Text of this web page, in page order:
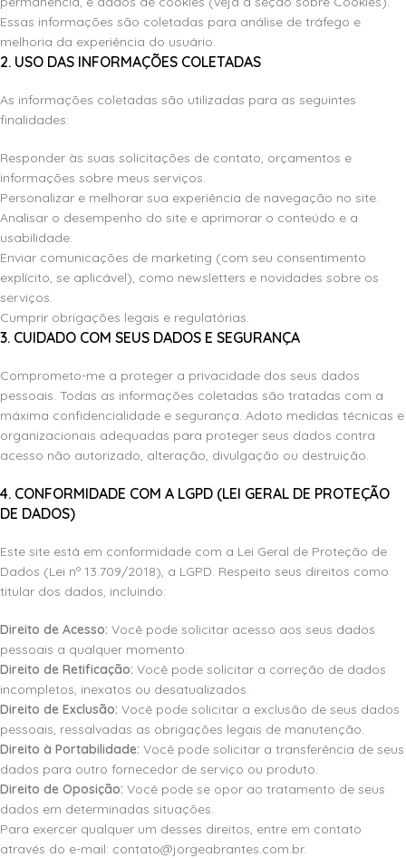
Essas informações são coletadas para análise de tráfego e
melhoria da experiência do usuário.
2. USO DAS INFORMAÇÕES COLETADAS
As informações coletadas são utilizadas para as seguintes
finalidades:
Responder às suas solicitações de contato, orçamentos e
informações sobre meus serviços.
Personalizar e melhorar sua experiência de navegação no site.
Analisar o desempenho do site e aprimorar o conteúdo e a
usabilidade.
Enviar comunicações de marketing (com seu consentimento
explícito, se aplicável), como newsletters e novidades sobre os
serviços.
Cumprir obrigações legais e regulatórias.
3. CUIDADO COM SEUS DADOS E SEGURANÇA
Comprometo-me a proteger a privacidade dos seus dados
pessoais. Todas as informações coletadas são tratadas com a
máxima confidencialidade e segurança. Adoto medidas técnicas e
organizacionais adequadas para proteger seus dados contra
acesso não autorizado, alteração, divulgação ou destruição.
4. CONFORMIDADE COM A LGPD (LEI GERAL DE PROTEÇÃO
DE DADOS)
Este site está em conformidade com a Lei Geral de Proteção de
Dados (Lei nº 13.709/2018), a LGPD. Respeito seus direitos como
titular dos dados, incluindo:
Direito de Acesso: Você pode solicitar acesso aos seus dados
pessoais a qualquer momento.
Direito de Retificação: Você pode solicitar a correção de dados
incompletos, inexatos ou desatualizados.
Direito de Exclusão: Você pode solicitar a exclusão de seus dados
pessoais, ressalvadas as obrigações legais de manutenção.
Direito à Portabilidade: Você pode solicitar a transferência de seus
dados para outro fornecedor de serviço ou produto.
Direito de Oposição: Você pode se opor ao tratamento de seus
dados em determinadas situações.
Para exercer qualquer um desses direitos, entre em contato
através do e-mail: contato@jorgeabrantes.com.br.